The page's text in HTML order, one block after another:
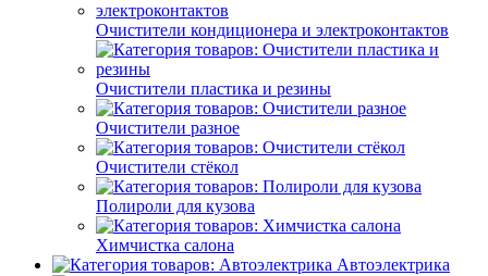
Очистители кондиционера и электроконтактов
Очистители пластика и резины
Очистители разное
Очистители стёкол
Полироли для кузова
Химчистка салона
Автоэлектрика